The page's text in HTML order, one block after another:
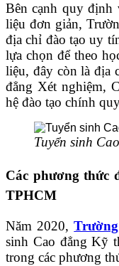
Bên cạnh quy định
liệu đơn giản,
địa chỉ đào tạo uy
lựa chọn để theo
liệu, đây còn là địa
đẳng Xét nghiệm,
hệ đào tạo chính
Tuyển sinh
Các phương thức
TPHCM
Năm 2020,
sinh Cao đẳng Kỹ
trong các phương